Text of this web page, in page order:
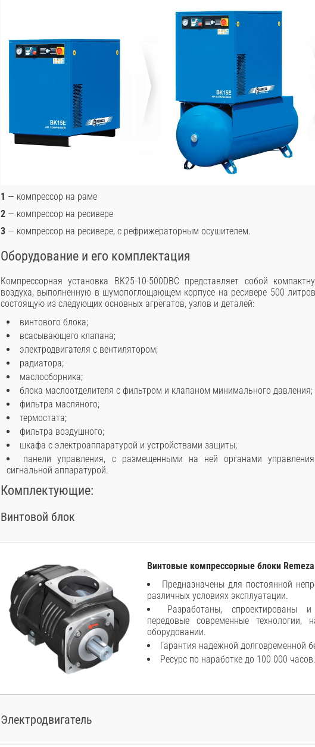
1 — компрессор на раме
2 — компрессор на ресивере
3 — компрессор на ресивере, с рефрижераторным осушителем.
Оборудование и его комплектация
Компрессорная установка ВК25-10-500DВС представляет собой
воздуха, выполненную в шумопоглощающем корпусе на ресивере 500
состоящую из следующих основных агрегатов, узлов и деталей:
винтового блока;
всасывающего клапана;
электродвигателя с вентилятором;
радиатора;
маслосборника;
блока маслоотделителя с фильтром и клапаном минимального давления;
фильтра масляного;
термостата;
фильтра воздушного;
шкафа с электроаппаратурой и устройствами защиты;
панели управления, с размещенными на ней органами
сигнальной аппаратурой.
Комплектующие:
Винтовой блок
Винтовые компрессорные блоки Remeza
Предназначены для постоянной
различных условиях эксплуатации.
Разработаны, спроектированы
передовые современные технологии,
оборудовании.
Гарантия надежной долговременной
Ресурс по наработке до 100 000 часов.
Электродвигатель